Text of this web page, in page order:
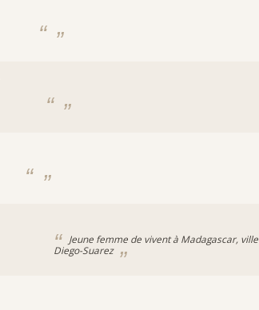
Jeune femme de vivent à Madagascar, ville
Diego-Suarez